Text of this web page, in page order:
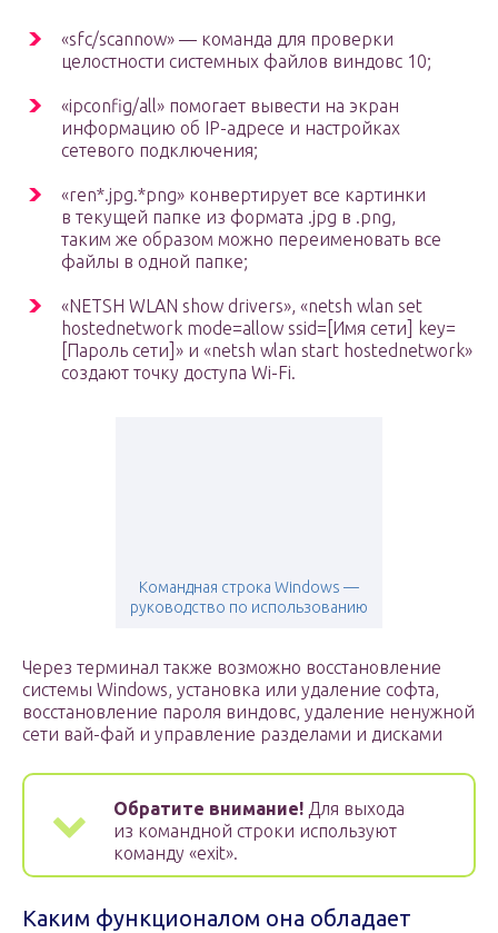
«sfc/scannow» — команда для проверки
целостности системных файлов виндовс 10;
«ipconfig/all» помогает вывести на экран
информацию об IP-адресе и настройках
сетевого подключения;
«ren*.jpg.*png» конвертирует все картинки
в текущей папке из формата .jpg в .png,
таким же образом можно переименовать все
файлы в одной папке;
«NETSH WLAN show drivers», «netsh wlan set
hostednetwork mode=allow ssid=[Имя сети] key=
[Пароль сети]» и «netsh wlan start hostednetwork»
создают точку доступа Wi-Fi.
Командная строка Windows —
руководство по использованию
Через терминал также возможно восстановление
системы Windows, установка или удаление софта,
восстановление пароля виндовс, удаление ненужной
сети вай-фай и управление разделами и дисками
Обратите внимание! Для выхода
из командной строки используют
команду «exit».
Каким функционалом она обладает